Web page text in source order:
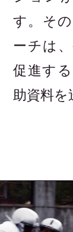
す。そ
ーチは
促進す
助資料を